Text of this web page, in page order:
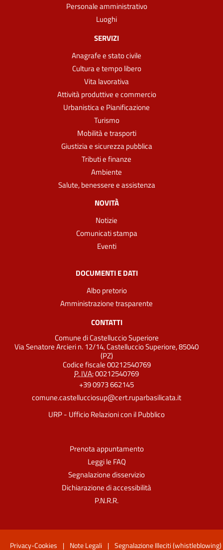
Personale amministrativo
Luoghi
SERVIZI
Anagrafe e stato civile
Cultura e tempo libero
Vita lavorativa
Attività produttive e commercio
Urbanistica e Pianificazione
Turismo
Mobilità e trasporti
Giustizia e sicurezza pubblica
Tributi e finanze
Ambiente
Salute, benessere e assistenza
NOVITÀ
Notizie
Comunicati stampa
Eventi
DOCUMENTI E DATI
Albo pretorio
Amministrazione trasparente
CONTATTI
Comune di Castelluccio Superiore
Via Senatore Arcieri n. 12/14, Castelluccio Superiore, 85040
(PZ)
Codice fiscale 00212540769
P. IVA:00212540769
+39 0973 662145
comune.castellucciosup@cert.ruparbasilicata.it
URP - Ufficio Relazioni con il Pubblico
Prenota appuntamento
Leggi le FAQ
Segnalazione disservizio
Dichiarazione di accessibilità
P.N.R.R.
Privacy-Cookies | Note Legali | Segnalazione Illeciti (whistleblowing)